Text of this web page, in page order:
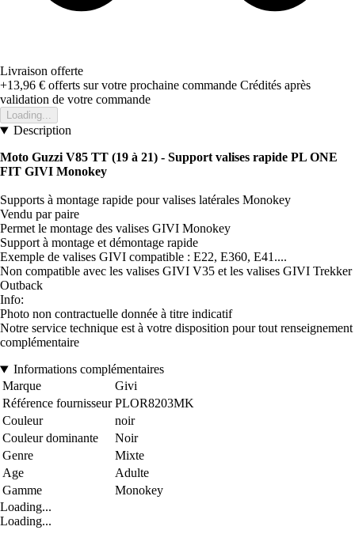
Livraison offerte
+13,96 € offerts sur votre prochaine commande Crédités après
validation de votre commande
Loading...
Description
Moto Guzzi V85 TT (19 à 21) - Support valises rapide PL ONE
FIT GIVI Monokey
Supports à montage rapide pour valises latérales Monokey
Vendu par paire
Permet le montage des valises GIVI Monokey
Support à montage et démontage rapide
Exemple de valises GIVI compatible : E22, E360, E41....
Non compatible avec les valises GIVI V35 et les valises GIVI Trekker
Outback
Info:
Photo non contractuelle donnée à titre indicatif
Notre service technique est à votre disposition pour tout renseignement
complémentaire
Informations complémentaires
Marque
Givi
Référence fournisseur PLOR8203MK
Couleur
noir
Couleur dominante
Noir
Genre
Mixte
Age
Adulte
Gamme
Monokey
Loading...
Loading...